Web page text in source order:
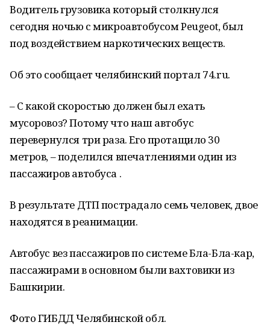
Водитель грузовика который столкнулся
сегодня ночью с микроавтобусом Peugeot, был
под воздействием наркотических веществ.
Об это сообщает челябинский портал 74.ru.
– С какой скоростью должен был ехать
мусоровоз? Потому что наш автобус
перевернулся три раза. Его протащило 30
метров, – поделился впечатлениями один из
пассажиров автобуса .
В результате ДТП пострадало семь человек, двое
находятся в реанимации.
Автобус вез пассажиров по системе Бла-Бла-кар,
пассажирами в основном были вахтовики из
Башкирии.
Фото ГИБДД Челябинской обл.